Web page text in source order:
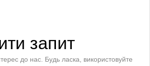
запит
до нас. Будь ласка, використовуйте